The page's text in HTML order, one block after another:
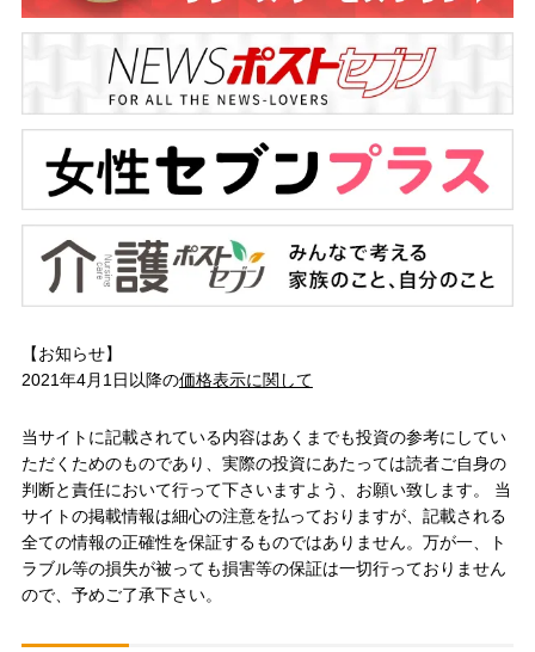
【お知らせ】
2021年4月1日以降の価格表示に関して
当サイトに記載されている内容はあくまでも投資の参考にしてい
ただくためのものであり、実際の投資にあたっては読者ご自身の
判断と責任において行って下さいますよう、お願い致します。 当
サイトの掲載情報は細心の注意を払っておりますが、記載される
全ての情報の正確性を保証するものではありません。万が一、ト
ラブル等の損失が被っても損害等の保証は一切行っておりません
ので、予めご了承下さい。